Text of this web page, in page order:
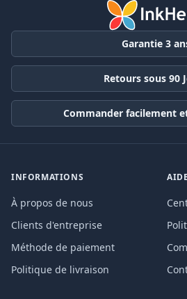
Garantie 3
Retours sous 90
Commander facilement
INFORMATIONS
À propos de nous
Clients d'entreprise
Méthode de paiement
Politique de livraison
AIDE